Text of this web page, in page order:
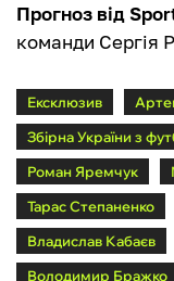
Прогноз від
команди Сергія
Ексклюзив
Збірна України з
Роман Яремчук
Тарас Степаненко
Владислав Кабаєв
Володимир Бражко